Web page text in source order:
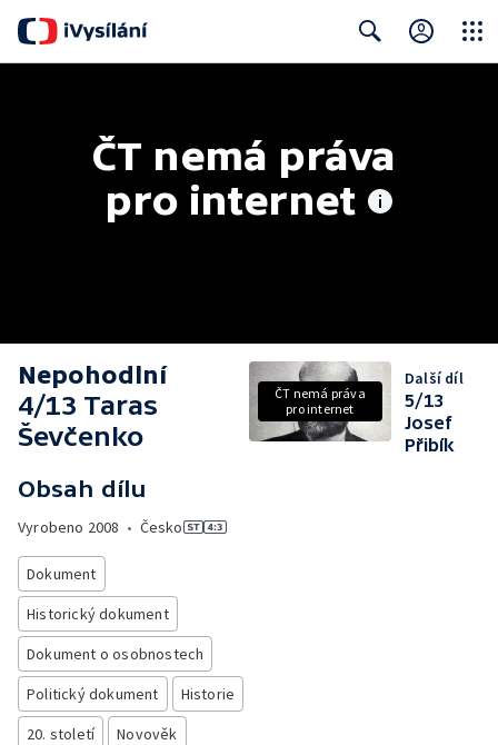
ČT nemá práva
pro internet
Nepohodlní
4/13 Taras
Ševčenko
Obsah dílu
Vyrobeno 2008 • Česko
Dokument
Historický dokument
Dokument o osobnostech
Politický dokument
Historie
20. století
Novověk
ČT nemá práva
pro internet
Další díl
5/13
Josef
Přibík